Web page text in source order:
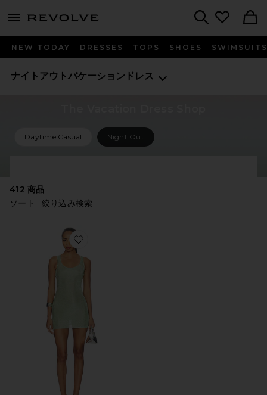
menu - shows more content
NEW TODAY DRESSES TOPS SHOES SWIMSUITS
ナイトアウトバケーションドレス
Daytime Casual Night Out
412 商品
ソート
絞り込み検索
Favorite BENNI メタリックニットドレス